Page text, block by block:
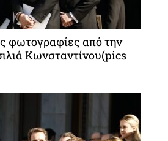
φωτογραφίες από την
Κωνσταντίνου(pics